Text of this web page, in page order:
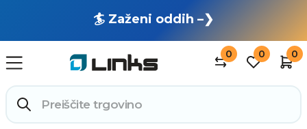
🏄 Zaženi oddih –❯
0 0 0